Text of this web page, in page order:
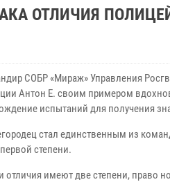
ОТЛИЧИЯ
СОБР «Мираж» Управления
Антон Е. своим примером
испытаний для получения
стал единственным из
степени.
отличия имеют две степени, право